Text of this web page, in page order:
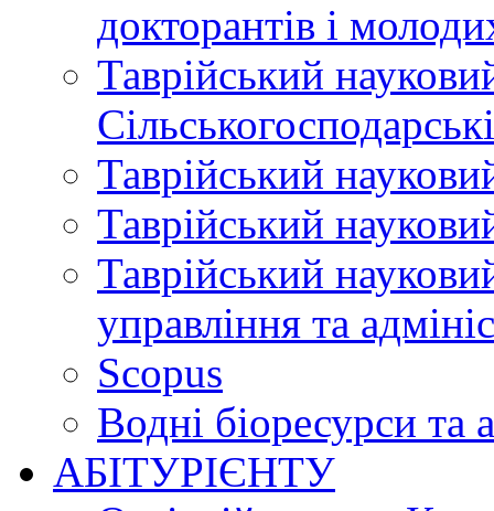
докторантів і
Таврійський
Таврійський
Таврійський
Таврійський
управління та
Scopus
Водні біоресурси та
АБІТУРІЄНТУ